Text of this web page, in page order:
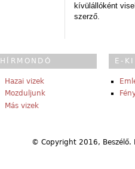
kívülállóként
szerző.
HÍRMONDÓ
Hazai vizek
Mozduljunk
Más vizek
E-
© Copyright 2016,